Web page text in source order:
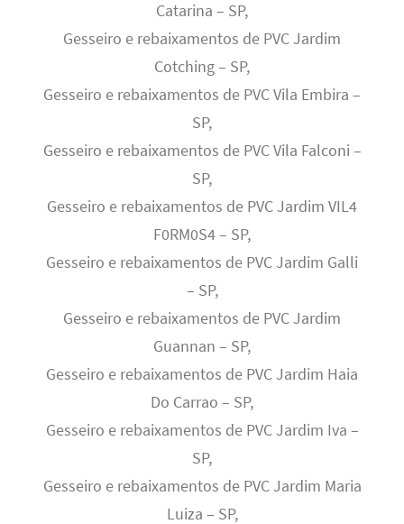
Catarina – SP,
Gesseiro e rebaixamentos de PVC Jardim
Cotching – SP,
Gesseiro e rebaixamentos de PVC Vila Embira –
SP,
Gesseiro e rebaixamentos de PVC Vila Falconi –
SP,
Gesseiro e rebaixamentos de PVC Jardim VIL4
F0RM0S4 – SP,
Gesseiro e rebaixamentos de PVC Jardim Galli
– SP,
Gesseiro e rebaixamentos de PVC Jardim
Guannan – SP,
Gesseiro e rebaixamentos de PVC Jardim Haia
Do Carrao – SP,
Gesseiro e rebaixamentos de PVC Jardim Iva –
SP,
Gesseiro e rebaixamentos de PVC Jardim Maria
Luiza – SP,